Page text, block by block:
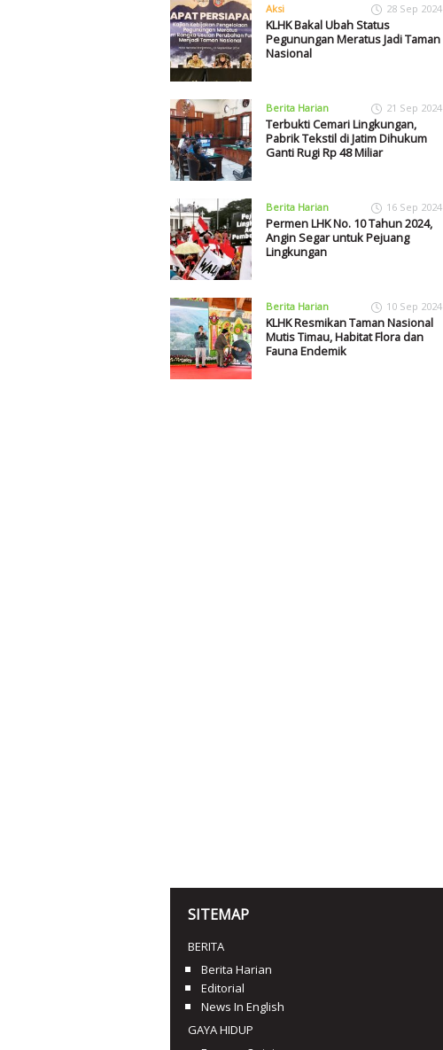
Aksi 28 Sep 2024
KLHK Bakal Ubah Status
Pegunungan Meratus Jadi Taman
Nasional
Berita Harian 21 Sep 2024
Terbukti Cemari Lingkungan,
Pabrik Tekstil di Jatim Dihukum
Ganti Rugi Rp 48 Miliar
Berita Harian 16 Sep 2024
Permen LHK No. 10 Tahun 2024,
Angin Segar untuk Pejuang
Lingkungan
Berita Harian 10 Sep 2024
KLHK Resmikan Taman Nasional
Mutis Timau, Habitat Flora dan
Fauna Endemik
SITEMAP
BERITA
Berita Harian
Editorial
News In English
GAYA HIDUP